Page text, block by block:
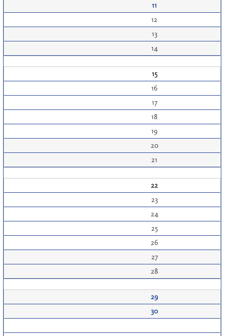
11
12
13
14
15
16
17
18
19
20
21
22
23
24
25
26
27
28
29
30